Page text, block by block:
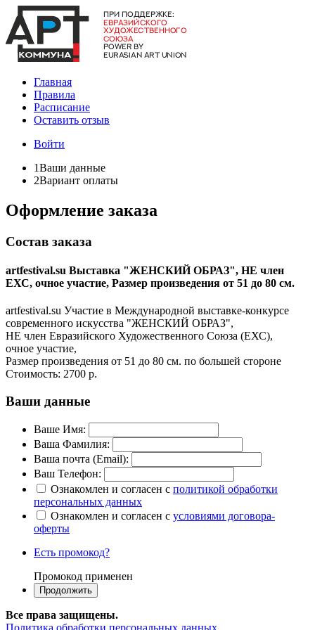
Главная
Правила
Расписание
Оставить отзыв
Войти
1Ваши данные
2Вариант оплаты
Оформление заказа
Состав заказа
artfestival.su Выставка "ЖЕНСКИЙ ОБРАЗ", НЕ член
ЕХС, очное участие, Размер произведения от 51 до 80 см.
artfestival.su Участие в Международной выставке-конкурсе
современного искусства "ЖЕНСКИЙ ОБРАЗ",
НЕ член Евразийского Художественного Союза (ЕХС),
очное участие,
Размер произведения от 51 до 80 см. по большей стороне
Стоимость: 2700 р.
Ваши данные
Ваше Имя:
Ваша Фамилия:
Ваша почта (Email):
Ваш Телефон:
Ознакомлен и согласен с политикой обработки
персональных данных
Ознакомлен и согласен с условиями договора-
оферты
Есть промокод?
Промокод применен
Все права защищены.
Политика обработки персональных данных